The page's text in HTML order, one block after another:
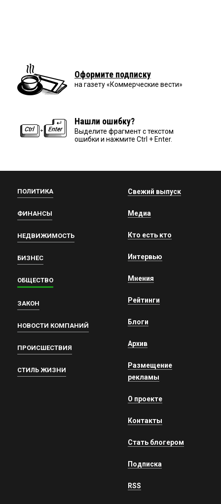
Оформите подписку
на газету «Коммерческие вести»
Нашли ошибку?
Выделите фрагмент с текстом
ошибки и нажмите Ctrl + Enter.
ПОЛИТИКА
ФИНАНСЫ
НЕДВИЖИМОСТЬ
БИЗНЕС
ОБЩЕСТВО
ЗАКОН
НОВОСТИ КОМПАНИЙ
ПРОИСШЕСТВИЯ
СТИЛЬ ЖИЗНИ
Свежий выпуск
Медиа
Кто есть кто
Интервью
Мнения
Рейтинги
Блоги
Архив
Размещение
рекламы
О проекте
Контакты
Стать блогером
Подписка
RSS